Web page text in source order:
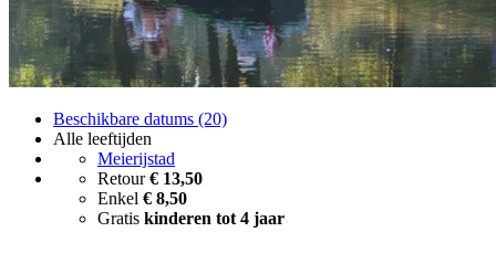
Beschikbare datums (20)
Alle leeftijden
Meierijstad
Retour€ 13,50
Enkel € 8,50
Gratis kinderen tot 4 jaar